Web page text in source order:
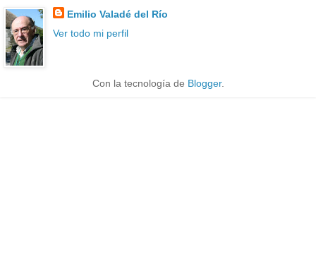
Emilio Valadé del Río
Ver todo mi perfil
Con la tecnología de Blogger.